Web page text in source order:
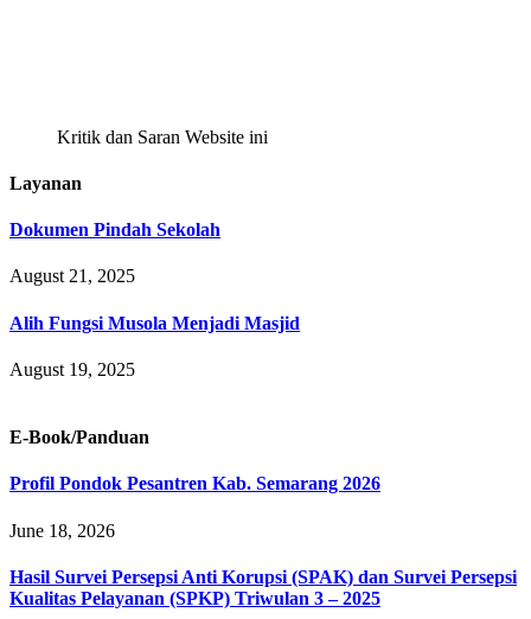
Kritik dan Saran Website ini
Layanan
Dokumen Pindah Sekolah
August 21, 2025
Alih Fungsi Musola Menjadi Masjid
August 19, 2025
E-Book/Panduan
Profil Pondok Pesantren Kab. Semarang 2026
June 18, 2026
Hasil Survei Persepsi Anti Korupsi (SPAK) dan Survei Persepsi
Kualitas Pelayanan (SPKP) Triwulan 3 – 2025